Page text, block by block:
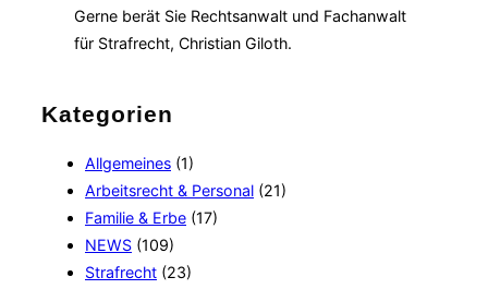
Gerne berät Sie Rechtsanwalt und Fachanwalt
für Strafrecht, Christian Giloth.
Kategorien
Allgemeines (1)
Arbeitsrecht & Personal (21)
Familie & Erbe (17)
NEWS (109)
Strafrecht (23)